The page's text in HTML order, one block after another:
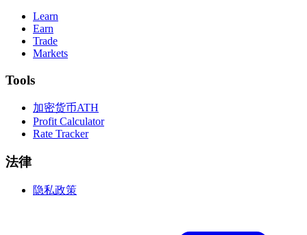
Learn
Earn
Trade
Markets
Tools
加密货币ATH
Profit Calculator
Rate Tracker
法律
隐私政策